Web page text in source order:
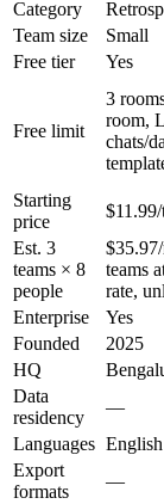
Category
Team size
Small
Free tier
Yes
Free limit
3
room,
chats/
Starting
price
Est. 3
teams × 8
people
teams
rate,
Enterprise Yes
Founded
2025
HQ
Data
residency
—
Languages
Export
formats
—